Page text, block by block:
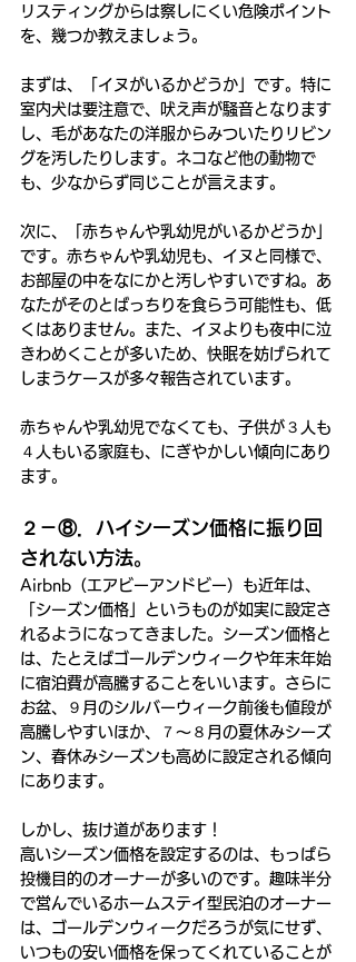
リスティングからは察しにくい危険ポイント
を、幾つか教えましょう。
まずは、「イヌがいるかどうか」です。特に
室内犬は要注意で、吠え声が騒音となります
し、毛があなたの洋服からみついたりリビン
グを汚したりします。ネコなど他の動物で
も、少なからず同じことが言えます。
次に、「赤ちゃんや乳幼児がいるかどうか」
です。赤ちゃんや乳幼児も、イヌと同様で、
お部屋の中をなにかと汚しやすいですね。あ
なたがそのとばっちりを食らう可能性も、低
くはありません。また、イヌよりも夜中に泣
きわめくことが多いため、快眠を妨げられて
しまうケースが多々報告されています。
赤ちゃんや乳幼児でなくても、子供が３人も
４人もいる家庭も、にぎやかしい傾向にあり
ます。
２－⑧．ハイシーズン価格に振り回
されない方法。
Airbnb（エアビーアンドビー）も近年は、
「シーズン価格」というものが如実に設定さ
れるようになってきました。シーズン価格と
は、たとえばゴールデンウィークや年末年始
に宿泊費が高騰することをいいます。さらに
お盆、９月のシルバーウィーク前後も値段が
高騰しやすいほか、７～８月の夏休みシーズ
ン、春休みシーズンも高めに設定される傾向
にあります。
しかし、抜け道があります！
高いシーズン価格を設定するのは、もっぱら
投機目的のオーナーが多いのです。趣味半分
で営んでいるホームステイ型民泊のオーナー
は、ゴールデンウィークだろうが気にせず、
いつもの安い価格を保ってくれていることが